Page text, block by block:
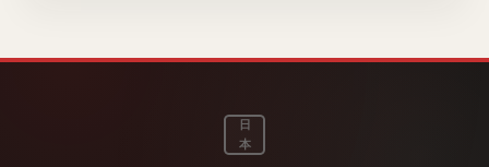
日
本